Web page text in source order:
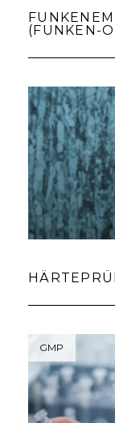
(FUNKEN-
GMP